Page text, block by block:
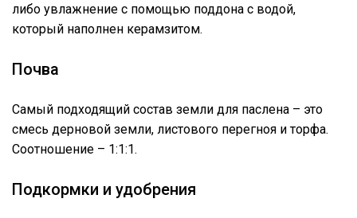
либо увлажнение с помощью поддона с водой,
который наполнен керамзитом.
Почва
Самый подходящий состав земли для паслена – это
смесь дерновой земли, листового перегноя и торфа.
Соотношение – 1:1:1.
Подкормки и удобрения